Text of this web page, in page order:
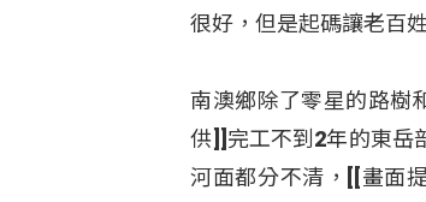
很好，但是起碼讓老百
南澳鄉除了零星的路樹
供]]完工不到2年的東岳
河面都分不清，[[畫面